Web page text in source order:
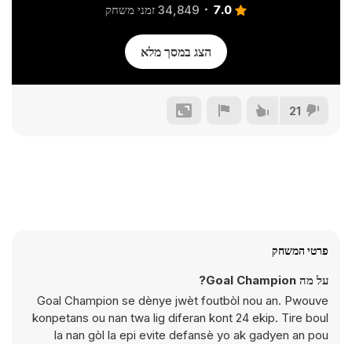
7.0 34,849 זמני משחק
הצג במסך מלא
21
פרטי המשחק
על מה Goal Champion?
Goal Champion se dènye jwèt foutbòl nou an. Pwouve
konpetans ou nan twa lig diferan kont 24 ekip. Tire boul
la nan gòl la epi evite defansè yo ak gadyen an pou